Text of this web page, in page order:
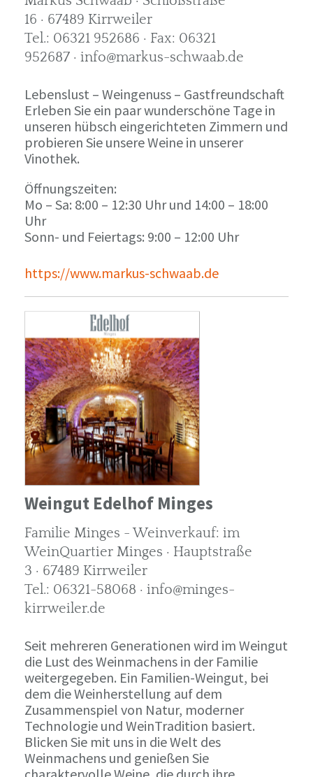
16 · 67489 Kirrweiler
Tel.: 06321 952686 · Fax: 06321
952687 · info@markus-schwaab.de
Lebenslust – Weingenuss – Gastfreundschaft
Erleben Sie ein paar wunderschöne Tage in
unseren hübsch eingerichteten Zimmern und
probieren Sie unsere Weine in unserer
Vinothek.
Öffnungszeiten:
Mo – Sa: 8:00 – 12:30 Uhr und 14:00 – 18:00
Uhr
Sonn- und Feiertags: 9:00 – 12:00 Uhr
https://www.markus-schwaab.de
Weingut Edelhof Minges
Familie Minges - Weinverkauf: im
WeinQuartier Minges · Hauptstraße
3 · 67489 Kirrweiler
Tel.: 06321-58068 · info@minges-
kirrweiler.de
Seit mehreren Generationen wird im Weingut
die Lust des Weinmachens in der Familie
weitergegeben. Ein Familien-Weingut, bei
dem die Weinherstellung auf dem
Zusammenspiel von Natur, moderner
Technologie und WeinTradition basiert.
Blicken Sie mit uns in die Welt des
Weinmachens und genießen Sie